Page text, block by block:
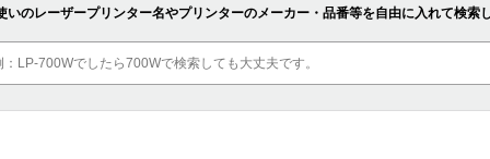
いのレーザープリンター名やプリンターのメーカー・品番等を自由に入れて検索